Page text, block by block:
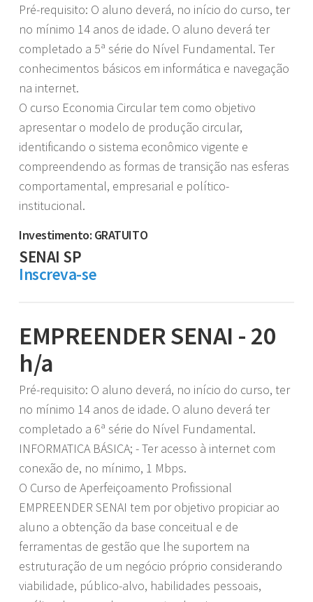
Pré-requisito: O aluno deverá, no início do curso, ter
no mínimo 14 anos de idade. O aluno deverá ter
completado a 5ª série do Nível Fundamental. Ter
conhecimentos básicos em informática e navegação
na internet.
O curso Economia Circular tem como objetivo
apresentar o modelo de produção circular,
identificando o sistema econômico vigente e
compreendendo as formas de transição nas esferas
comportamental, empresarial e político-
institucional.
Investimento: GRATUITO
SENAI SP
Inscreva-se
EMPREENDER SENAI - 20
h/a
Pré-requisito: O aluno deverá, no início do curso, ter
no mínimo 14 anos de idade. O aluno deverá ter
completado a 6ª série do Nível Fundamental.
INFORMATICA BÁSICA; - Ter acesso à internet com
conexão de, no mínimo, 1 Mbps.
O Curso de Aperfeiçoamento Profissional
EMPREENDER SENAI tem por objetivo propiciar ao
aluno a obtenção da base conceitual e de
ferramentas de gestão que lhe suportem na
estruturação de um negócio próprio considerando
viabilidade, público-alvo, habilidades pessoais,